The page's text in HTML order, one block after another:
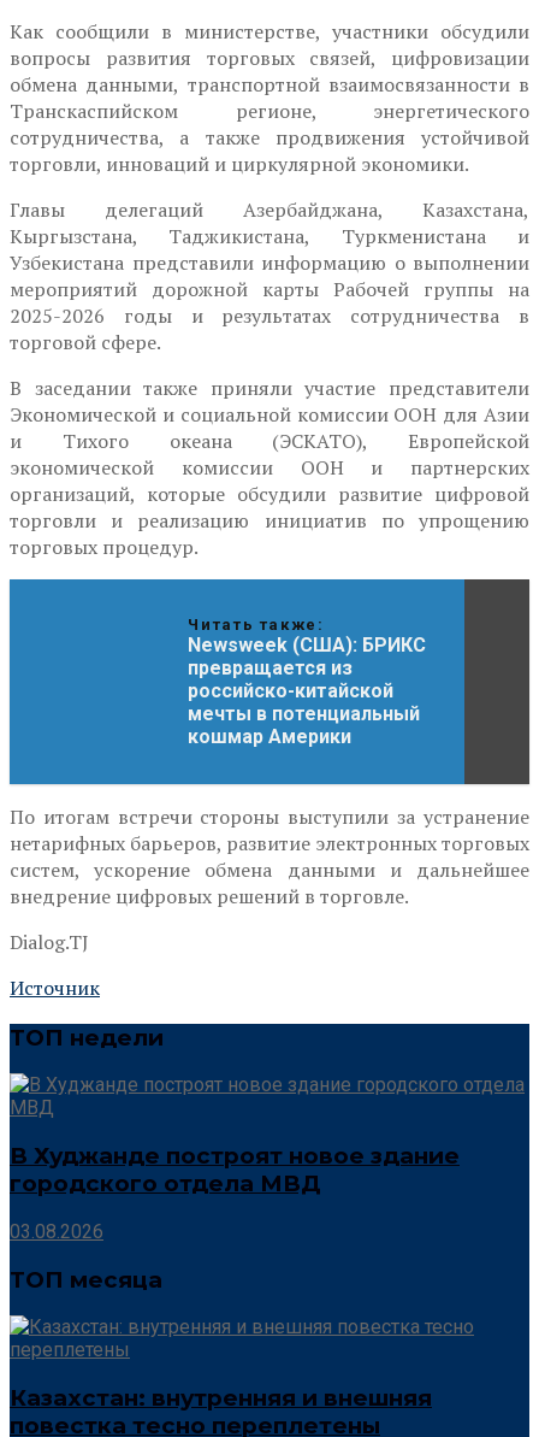
Как сообщили в министерстве, участники обсудили
вопросы развития торговых связей, цифровизации
обмена данными, транспортной взаимосвязанности в
Транскаспийском регионе, энергетического
сотрудничества, а также продвижения устойчивой
торговли, инноваций и циркулярной экономики.
Главы делегаций Азербайджана, Казахстана,
Кыргызстана, Таджикистана, Туркменистана и
Узбекистана представили информацию о выполнении
мероприятий дорожной карты Рабочей группы на
2025-2026 годы и результатах сотрудничества в
торговой сфере.
В заседании также приняли участие представители
Экономической и социальной комиссии ООН для Азии
и Тихого океана (ЭСКАТО), Европейской
экономической комиссии ООН и партнерских
организаций, которые обсудили развитие цифровой
торговли и реализацию инициатив по упрощению
торговых процедур.
Читать также:
Newsweek (США): БРИКС
превращается из
российско-китайской
мечты в потенциальный
кошмар Америки
По итогам встречи стороны выступили за устранение
нетарифных барьеров, развитие электронных торговых
систем, ускорение обмена данными и дальнейшее
внедрение цифровых решений в торговле.
Dialog.TJ
Источник
ТОП недели
В Худжанде построят новое здание
городского отдела МВД
03.08.2026
ТОП месяца
Казахстан: внутренняя и внешняя
повестка тесно переплетены